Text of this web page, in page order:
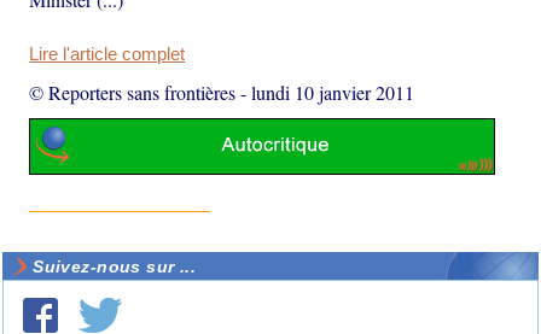
Lire l'article complet
© Reporters sans frontières-lundi 10 janvier 2011
Suivez-nous sur ...